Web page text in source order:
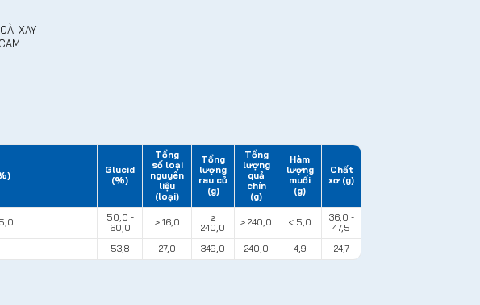
XAY
Glucid
(%)
Tổng
số loại
nguyên
liệu
(loại)
Tổng
lượng
rau củ
(g)
Tổng
lượng
quả
chín
(g)
Hàm
lượng
muối
(g)
Chất
xơ (g)
50,0 -
60,0
≥ 16,0
≥
240,0
≥ 240,0 < 5,0
36,0 -
47,5
53,8 27,0 349,0 240,0 4,9 24,7